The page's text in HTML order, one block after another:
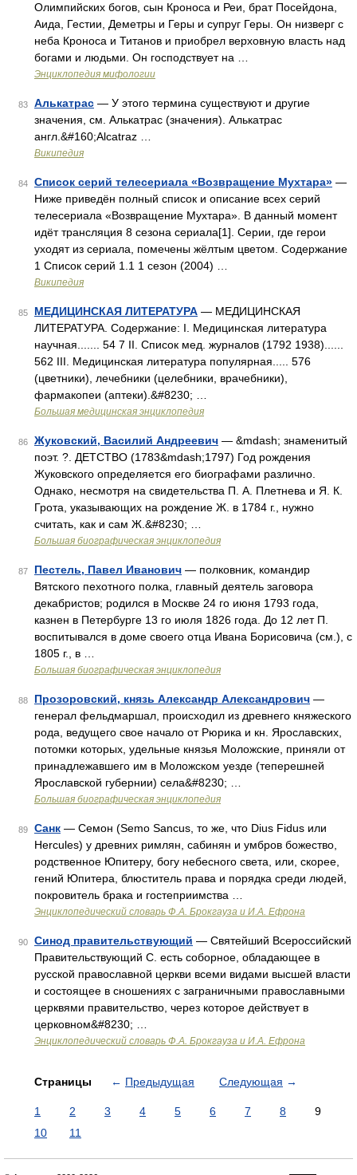
Олимпийских богов, сын Кроноса и Реи, брат Посейдона,
Аида, Гестии, Деметры и Геры и супруг Геры. Он низверг с
неба Кроноса и Титанов и приобрел верховную власть над
богами и людьми. Он господствует на …
Энциклопедия мифологии
83 Алькатрас — У этого термина существуют и другие
значения, см. Алькатрас (значения). Алькатрас
англ.&#160;Alcatraz …
Википедия
84 Список серий телесериала «Возвращение Мухтара» —
Ниже приведён полный список и описание всех серий
телесериала «Возвращение Мухтара». В данный момент
идёт трансляция 8 сезона сериала[1]. Серии, где герои
уходят из сериала, помечены жёлтым цветом. Содержание
1 Список серий 1.1 1 сезон (2004) …
Википедия
85 МЕДИЦИНСКАЯ ЛИТЕРАТУРА — МЕДИЦИНСКАЯ
ЛИТЕРАТУРА. Содержание: I. Медицинская литература
научная....... 54 7 II. Список мед. журналов (1792 1938)......
562 III. Медицинская литература популярная..... 576
(цветники), лечебники (целебники, врачебники),
фармакопеи (аптеки).&#8230; …
Большая медицинская энциклопедия
86 Жуковский, Василий Андреевич — &mdash; знаменитый
поэт. ?. ДЕТСТВО (1783&mdash;1797) Год рождения
Жуковского определяется его биографами различно.
Однако, несмотря на свидетельства П. А. Плетнева и Я. К.
Грота, указывающих на рождение Ж. в 1784 г., нужно
считать, как и сам Ж.&#8230; …
Большая биографическая энциклопедия
87 Пестель, Павел Иванович — полковник, командир
Вятского пехотного полка, главный деятель заговора
декабристов; родился в Москве 24 го июня 1793 года,
казнен в Петербурге 13 го июля 1826 года. До 12 лет П.
воспитывался в доме своего отца Ивана Борисовича (см.), с
1805 г., в …
Большая биографическая энциклопедия
88 Прозоровский, князь Александр Александрович —
генерал фельдмаршал, происходил из древнего княжеского
рода, ведущего свое начало от Рюрика и кн. Ярославских,
потомки которых, удельные князья Моложские, приняли от
принадлежавшего им в Моложском уезде (теперешней
Ярославской губернии) села&#8230; …
Большая биографическая энциклопедия
89 Санк — Семон (Semo Sancus, то же, что Dius Fidus или
Hercules) y древних римлян, сабинян и умбров божество,
родственное Юпитеру, богу небесного света, или, скорее,
гений Юпитера, блюститель права и порядка среди людей,
покровитель брака и гостеприимства …
Энциклопедический словарь Ф.А. Брокгауза и И.А. Ефрона
90 Синод правительствующий — Святейший Всероссийский
Правительствующий С. есть соборное, обладающее в
русской православной церкви всеми видами высшей власти
и состоящее в сношениях с заграничными православными
церквями правительство, через которое действует в
церковном&#8230; …
Энциклопедический словарь Ф.А. Брокгауза и И.А. Ефрона
Страницы ← Предыдущая Следующая →
1 2 3 4 5 6 7 8
9
10
11